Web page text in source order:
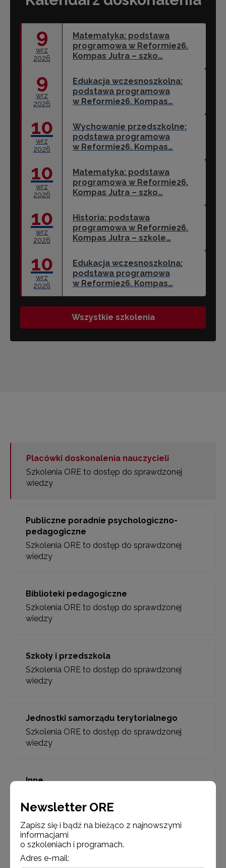
9
wrz
2026
Matematyka: podstawa
programowa w Reformie26.
Kompas Jutra – szko…
9
wrz
2026
Edukacja wczesnoszkolna:
podstawa programowa
w Reformie26. Kompas…
10
wrz
2026
Wychowanie przedszkolne:
podstawa programowa
w Reformie26. Kompas…
10
wrz
2026
Matematyka: podstawa
programowa w Reformie26.
Kompas Jutra – szko…
10
wrz
2026
Historia: podstawa
programowa w Reformie26.
Kompas Jutra – szkole…
10
wrz
2026
Edukacja wczesnoszkolna:
podstawa programowa
w Reformie26. Kompas…
Wszystkie szkolenia
Placówki doskonalenia nauczycieli
Szkolenia ORE to dostęp do sprawdzonej
wiedzy
Publiczne poradnie psychologiczno-
pedagogiczne
Szkolenia ORE to dostęp do sprawdzonej
wiedzy
Biblioteki pedagogiczne
Szkolenia ORE to dostęp do sprawdzonej
wiedzy
Szkoły i przedszkola
Szkolenia ORE to dostęp do sprawdzonej
wiedzy
Jednostki samorządu terytorialnego
Szkolenia ORE to dostęp do sprawdzonej
wiedzy
Inne
wiedzy
Newsletter ORE
Zapisz się i bądź na bieżąco z najnowszymi
informacjami
o szkoleniach i programach.
Adres e-mail: